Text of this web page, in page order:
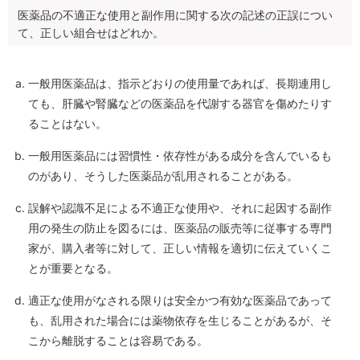
医薬品の不適正な使用と副作用に関する次の記述の正誤につい
て、正しい組合せはどれか。
一般用医薬品は、指示どおりの使用量であれば、長期連用し
ても、肝臓や腎臓などの医薬品を代謝する器官を傷めたりす
ることはない。
一般用医薬品には習慣性・依存性がある成分を含んでいるも
のがあり、そうした医薬品が乱用されることがある。
誤解や認識不足による不適正な使用や、それに起因する副作
用の発生の防止を図るには、医薬品の販売等に従事する専門
家が、購入者等に対して、正しい情報を適切に伝えていくこ
とが重要となる。
適正な使用がなされる限りは安全かつ有効な医薬品であって
も、乱用された場合には薬物依存を生じることがあるが、そ
こから離脱することは容易である。